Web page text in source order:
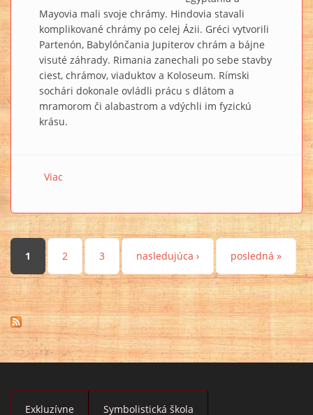
Mayovia mali svoje chrámy. Hindovia stavali
komplikované chrámy po celej Ázii. Gréci vytvorili
Partenón, Babylónčania Jupiterov chrám a bájne
visuté záhrady. Rimania zanechali po sebe stavby
ciest, chrámov, viaduktov a Koloseum. Rímski
sochári dokonale ovládli prácu s dlátom a
mramorom či alabastrom a vdýchli im fyzickú
krásu.
Viac
Stránky
1 2 3 nasledujúca › posledná »
Exkluzívne Symbolistická škola